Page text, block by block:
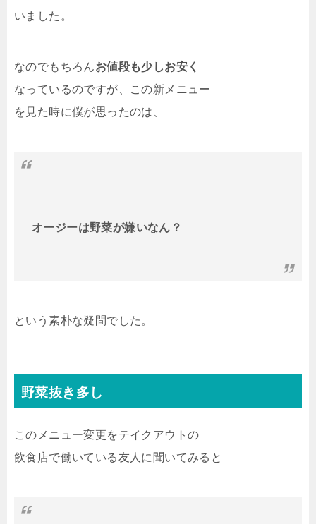
いました。
なのでもちろんお値段も少しお安く
なっているのですが、この新メニュー
を見た時に僕が思ったのは、
オージーは野菜が嫌いなん？
という素朴な疑問でした。
野菜抜き多し
このメニュー変更をテイクアウトの
飲食店で働いている友人に聞いてみると